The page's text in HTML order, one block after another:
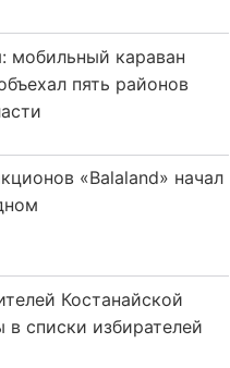
мобильный караван
пять районов
«Balaland» начал
Костанайской
списки избирателей